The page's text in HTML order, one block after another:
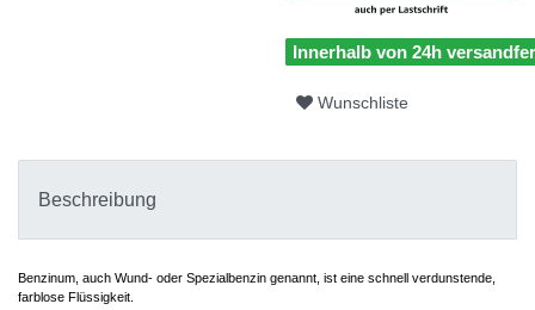
Innerhalb von 24h
Wunschliste
Beschreibung
Benzinum, auch Wund- oder Spezialbenzin genannt, ist eine schnell verdunstende,
farblose Flüssigkeit.